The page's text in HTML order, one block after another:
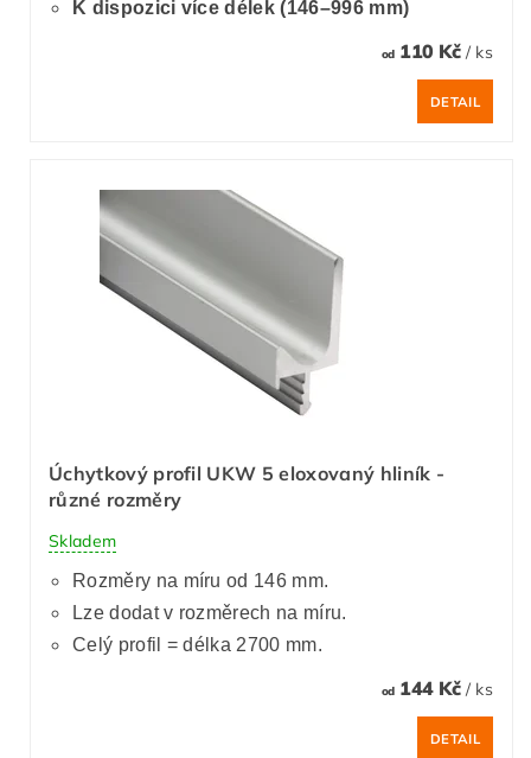
K dispozici více délek (146–996 mm)
od110 Kč / ks
DETAIL
Úchytkový profil UKW 5 eloxovaný hliník -
různé rozměry
Skladem
Rozměry na míru od 146 mm.
Lze dodat v rozměrech na míru.
Celý profil = délka 2700 mm.
od144 Kč / ks
DETAIL